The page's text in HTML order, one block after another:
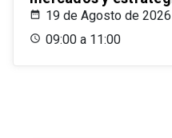
19 de Agosto de 2026
09:00 a 11:00